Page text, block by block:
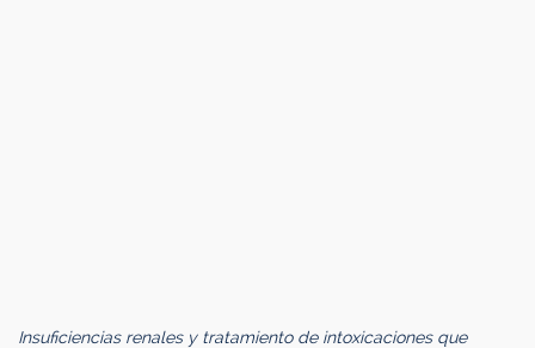
Insuficiencias renales y tratamiento de intoxicaciones que